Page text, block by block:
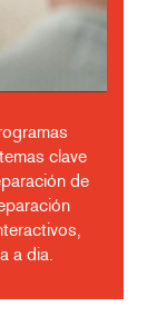
clave
de
a dia.